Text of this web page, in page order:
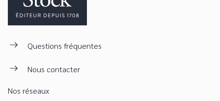
Questions fréquentes
Nous contacter
Nos réseaux